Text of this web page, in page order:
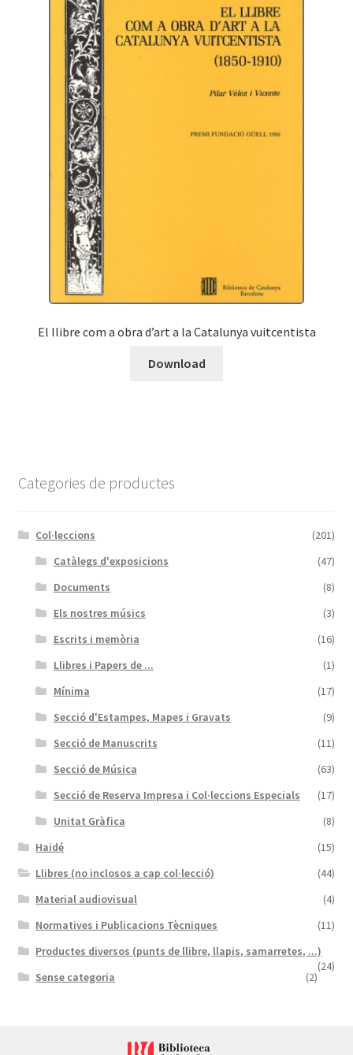
El llibre com a obra d’art a la Catalunya vuitcentista
Download
Categories de productes
Col·leccions
(201)
Catàlegs d'exposicions
(47)
Documents
(8)
Els nostres músics
(3)
Escrits i memòria
(16)
Llibres i Papers de ...
(1)
Mínima
(17)
Secció d'Estampes, Mapes i Gravats
(9)
Secció de Manuscrits
(11)
Secció de Música
(63)
Secció de Reserva Impresa i Col·leccions Especials
(17)
Unitat Gràfica
(8)
Haidé
(15)
Llibres (no inclosos a cap col·lecció)
(44)
Material audiovisual
(4)
Normatives i Publicacions Tècniques
(11)
Productes diversos (punts de llibre, llapis, samarretes, ...)
(24)
Sense categoria (2)